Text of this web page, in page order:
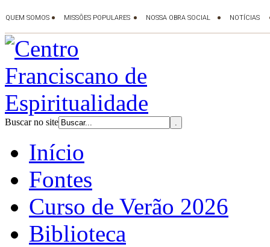
Buscar no site
Início
Fontes
Curso de Verão 2026
Biblioteca